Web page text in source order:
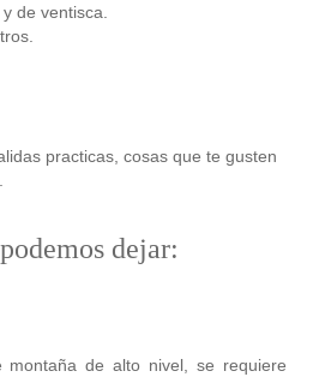
de ventisca.
practicas, cosas que te gusten
dejar:
de alto nivel, se requiere